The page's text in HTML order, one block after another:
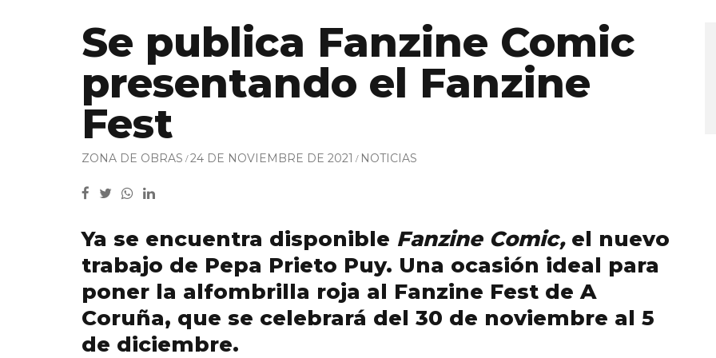
Se publica Fanzine Comic
presentando el Fanzine
Fest
ZONA DE OBRAS 24 DE NOVIEMBRE DE 2021 NOTICIAS
Ya se encuentra disponible Fanzine Comic,el nuevo
trabajo de Pepa Prieto Puy. Una ocasión ideal para
poner la alfombrilla roja al Fanzine Fest de A
Coruña, que se celebrará del 30 de noviembre al 5
de diciembre.